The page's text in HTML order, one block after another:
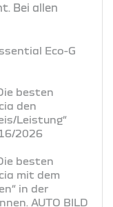
Bei allen
Eco-G
besten
den
Leistung“
2026
besten
mit dem
in der
AUTO BILD